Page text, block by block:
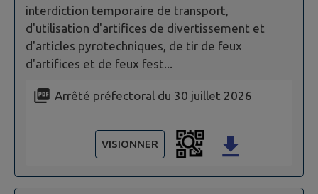
interdiction temporaire de transport,
d'utilisation d'artifices de divertissement et
d'articles pyrotechniques, de tir de feux
d'artifices et de feux fest...
Arrêté préfectoral du 30 juillet 2026
VISIONNER